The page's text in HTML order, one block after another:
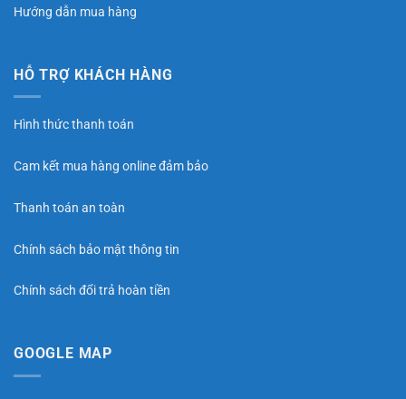
Hướng dẫn mua hàng
HỖ TRỢ KHÁCH HÀNG
Hình thức thanh toán
Cam kết mua hàng online đảm bảo
Thanh toán an toàn
Chính sách bảo mật thông tin
Chính sách đổi trả hoàn tiền
GOOGLE MAP